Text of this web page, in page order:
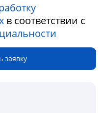
в соответствии с
заявку